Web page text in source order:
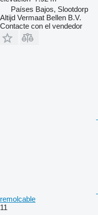
Países Bajos, Slootdorp
Altijd Vermaat Bellen B.V.
Contacte con el vendedor
remolcable
11